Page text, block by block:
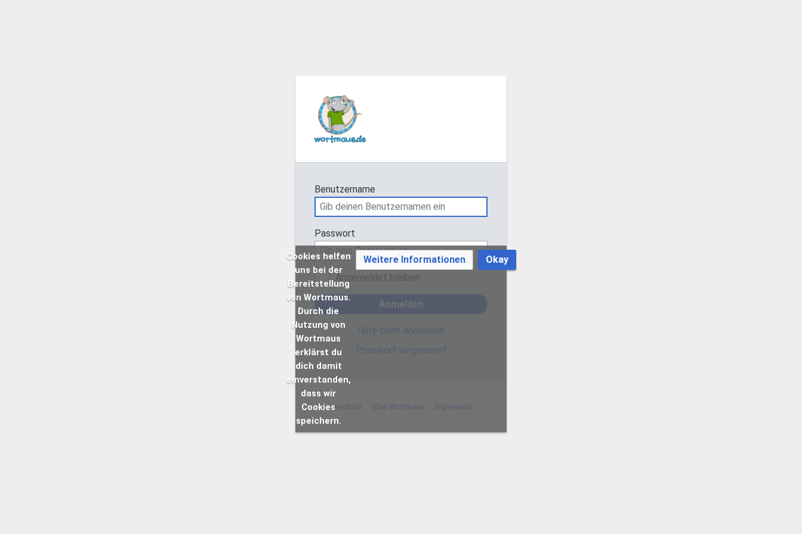
Benutzername
Passwort
Angemeldet bleiben
Anmelden
Hilfe beim Anmelden
Passwort vergessen?
Datenschutz Über Wortmaus Impressum
Cookies helfen
uns bei der
Bereitstellung
von Wortmaus.
Durch die
Nutzung von
Wortmaus
erklärst du
dich damit
einverstanden,
dass wir
Cookies
speichern.
Weitere Informationen Okay